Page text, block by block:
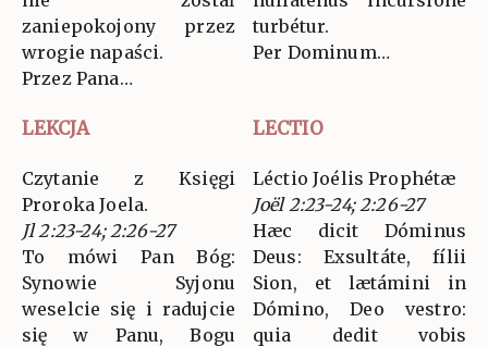
zaniepokojony przez
wrogie napaści.
Przez Pana…
turbétur.
Per Dominum…
LEKCJA LECTIO
Czytanie z Księgi
Proroka Joela.
Jl 2:23-24; 2:26-27
To mówi Pan Bóg:
Synowie Syjonu
weselcie się i radujcie
się w Panu, Bogu
Léctio Joélis Prophétæ
Joël 2:23-24; 2:26-27
Hæc dicit Dóminus
Deus: Exsultáte, fílii
Sion, et lætámini in
Dómino, Deo vestro:
quia dedit vobis